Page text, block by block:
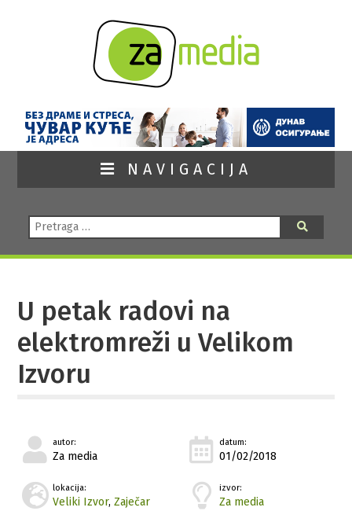
NAVIGACIJA
Pretraga:
U petak radovi na
elektromreži u Velikom
Izvoru
autor:
Za media
datum:
01/02/2018
lokacija:
Veliki Izvor,Zaječar
izvor:
Za media